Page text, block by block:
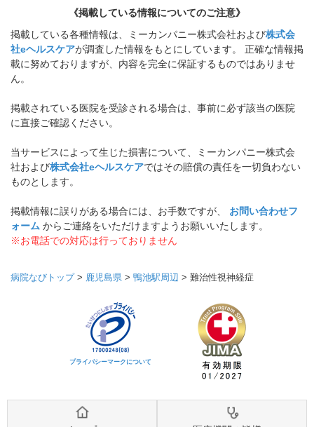
《掲載している情報についてのご注意》
掲載している各種情報は、ミーカンパニー株式会社および株式会
社eヘルスケアが調査した情報をもとにしています。 正確な情報掲
載に努めておりますが、内容を完全に保証するものではありませ
ん。
掲載されている医院を受診される場合は、事前に必ず該当の医院
に直接ご確認ください。
当サービスによって生じた損害について、ミーカンパニー株式会
社および株式会社eヘルスケアではその賠償の責任を一切負わない
ものとします。
掲載情報に誤りがある場合には、お手数ですが、 お問い合わせフ
ォーム からご連絡をいただけますようお願いいたします。
※お電話での対応は行っておりません
病院なびトップ> 鹿児島県 > 鴨池駅周辺 > 難治性視神経症
プライバシーマークについて